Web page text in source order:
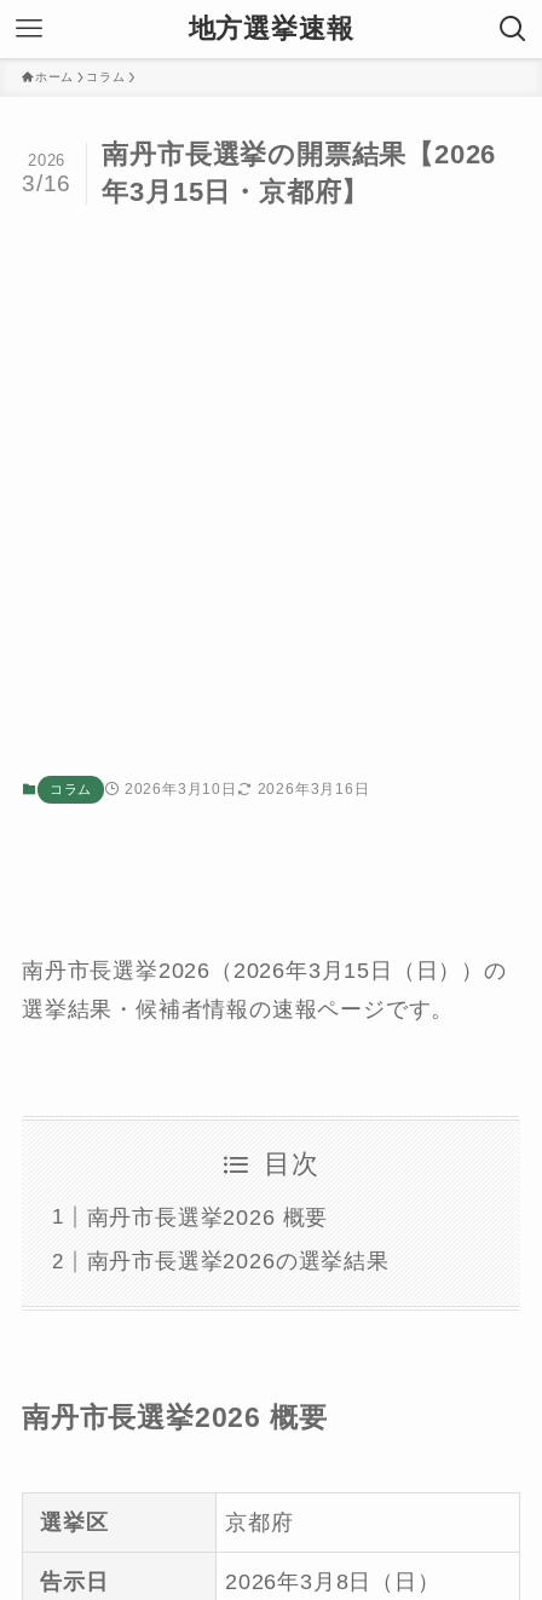
地方選挙速報
ホーム コラム
南丹市長選挙の開票結果【2026
年3月15日・京都府】
2026
3/16
コラム 2026年3月10日 2026年3月16日
南丹市長選挙2026（2026年3月15日（日））の
選挙結果・候補者情報の速報ページです。
目次
南丹市長選挙2026 概要
南丹市長選挙2026の選挙結果
南丹市長選挙2026 概要
選挙区 京都府
告示日 2026年3月8日（日）